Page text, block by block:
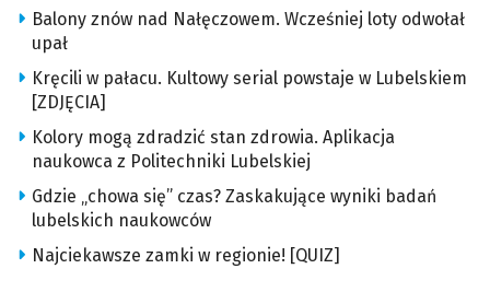
Balony znów nad Nałęczowem. Wcześniej loty odwołał
upał
Kręcili w pałacu. Kultowy serial powstaje w Lubelskiem
[ZDJĘCIA]
Kolory mogą zdradzić stan zdrowia. Aplikacja
naukowca z Politechniki Lubelskiej
Gdzie „chowa się” czas? Zaskakujące wyniki badań
lubelskich naukowców
Najciekawsze zamki w regionie! [QUIZ]